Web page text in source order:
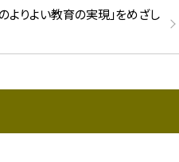
りよい教育の実現」をめざし